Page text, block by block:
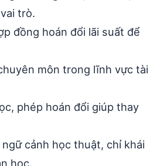
trò.
đồng hoán đổi lãi suất để
môn trong lĩnh vực tài
phép hoán đổi giúp thay
cảnh học thuật, chỉ khái
học.